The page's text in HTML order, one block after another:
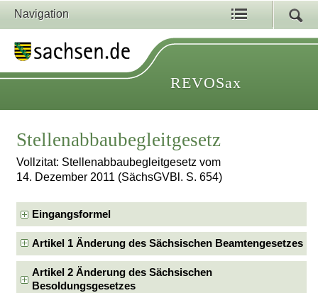
Navigation
REVOSax
Stellenabbaubegleitgesetz
Vollzitat: Stellenabbaubegleitgesetz vom
14. Dezember 2011 (SächsGVBl. S. 654)
Eingangsformel
Artikel 1 Änderung des Sächsischen Beamtengesetzes
Artikel 2 Änderung des Sächsischen
Besoldungsgesetzes